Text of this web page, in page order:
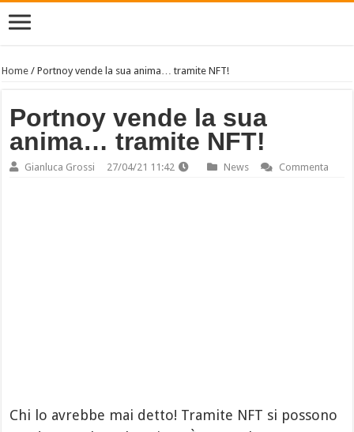
Home /Portnoy vende la sua anima… tramite NFT!
Portnoy vende la sua
anima… tramite NFT!
Gianluca Grossi 27/04/21 11:42 News Commenta
Chi lo avrebbe mai detto! Tramite NFT si possono